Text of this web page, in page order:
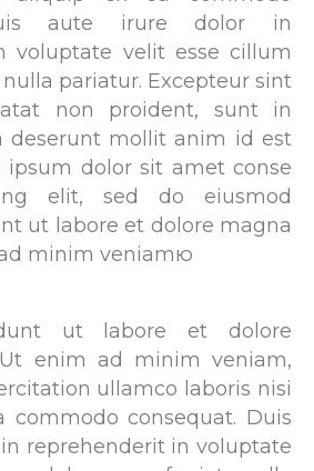
aute irure dolor in
voluptate velit esse cillum
pariatur. Excepteur sint
non proident, sunt in
deserunt mollit anim id est
ipsum dolor sit amet conse
elit, sed do eiusmod
ut labore et dolore magna
minim veniamю
ut labore et dolore
enim ad minim veniam,
ullamco laboris nisi
consequat. Duis
reprehenderit in voluptate